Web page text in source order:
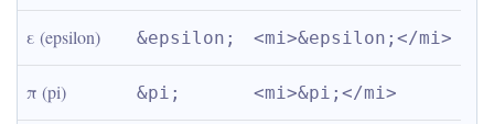
ε (epsilon) &epsilon; <mi>&epsilon;</mi>
π (pi) &pi; <mi>&pi;</mi>